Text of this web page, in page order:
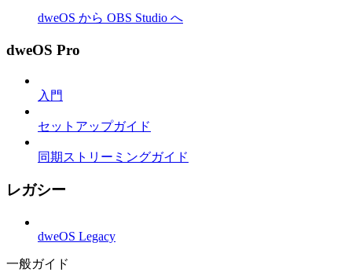
dweOS から OBS Studio へ
dweOS Pro
入門
セットアップガイド
同期ストリーミングガイド
レガシー
dweOS Legacy
一般ガイド